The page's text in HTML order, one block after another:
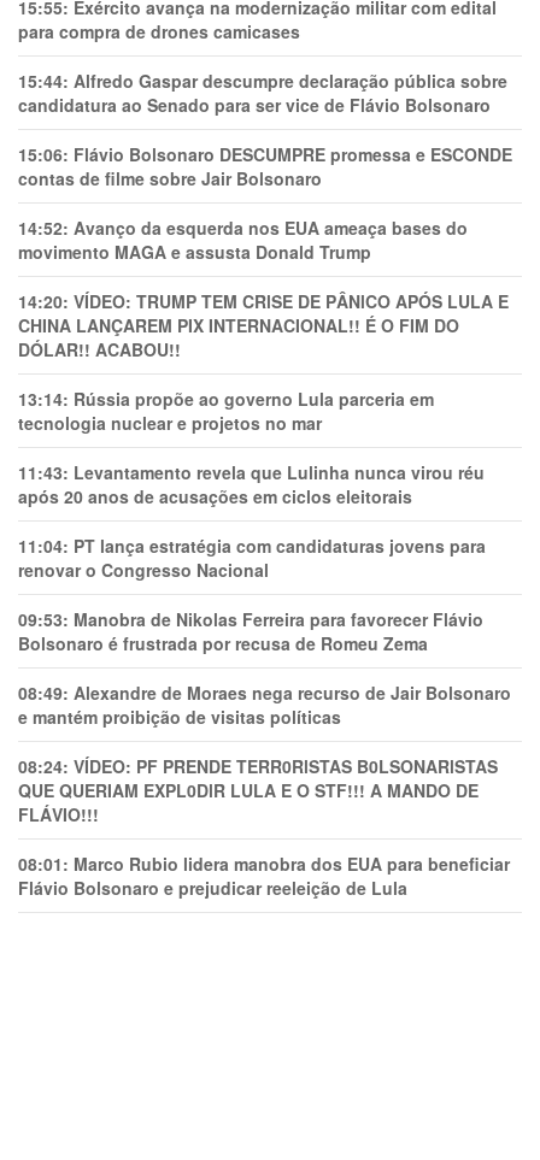
15:55: Exército avança na modernização militar com edital
para compra de drones camicases
15:44: Alfredo Gaspar descumpre declaração pública sobre
candidatura ao Senado para ser vice de Flávio Bolsonaro
15:06: Flávio Bolsonaro DESCUMPRE promessa e ESCONDE
contas de filme sobre Jair Bolsonaro
14:52: Avanço da esquerda nos EUA ameaça bases do
movimento MAGA e assusta Donald Trump
14:20: VÍDEO: TRUMP TEM CRlSE DE PÂNlCO APÓS LULA E
CHINA LANÇAREM PIX INTERNACIONAL!! É O FIM DO
DÓLAR!! ACABOU!!
13:14: Rússia propõe ao governo Lula parceria em
tecnologia nuclear e projetos no mar
11:43: Levantamento revela que Lulinha nunca virou réu
após 20 anos de acusações em ciclos eleitorais
11:04: PT lança estratégia com candidaturas jovens para
renovar o Congresso Nacional
09:53: Manobra de Nikolas Ferreira para favorecer Flávio
Bolsonaro é frustrada por recusa de Romeu Zema
08:49: Alexandre de Moraes nega recurso de Jair Bolsonaro
e mantém proibição de visitas políticas
08:24: VÍDEO: PF PRENDE TERR0RlSTAS B0LSONARlSTAS
QUE QUERIAM EXPL0DlR LULA E O STF!!! A MANDO DE
FLÁVIO!!!
08:01: Marco Rubio lidera manobra dos EUA para beneficiar
Flávio Bolsonaro e prejudicar reeleição de Lula